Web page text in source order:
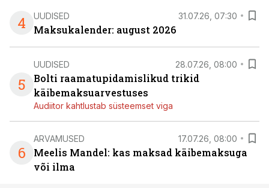
4 UUDISED 31.07.26, 07:30
Maksukalender: august 2026
5
UUDISED 28.07.26, 08:00
Bolti raamatupidamislikud trikid
käibemaksuarvestuses
Audiitor kahtlustab süsteemset viga
6
ARVAMUSED 17.07.26, 08:00
Meelis Mandel: kas maksad käibemaksuga
või ilma